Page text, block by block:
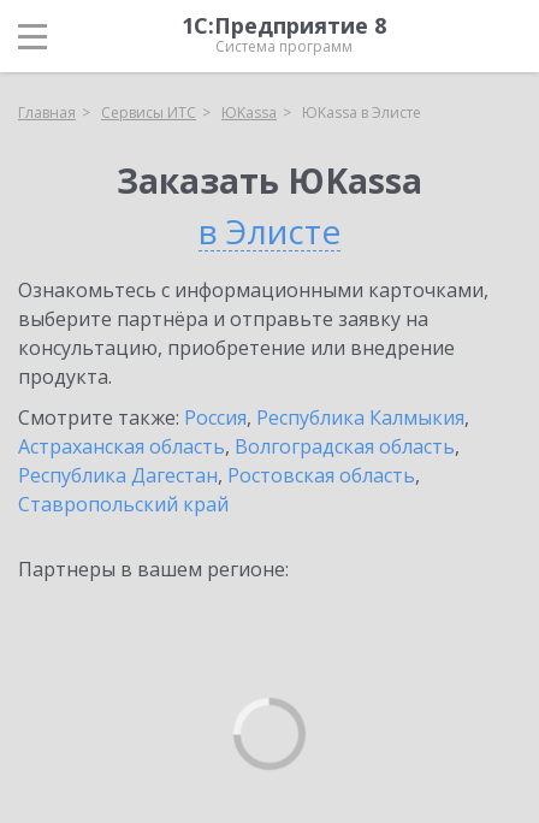
1С:Предприятие 8
Система программ
Главная Сервисы ИТС ЮKassa ЮKassa в Элисте
Заказать ЮKassa
в Элисте
Ознакомьтесь с информационными карточками,
выберите партнёра и отправьте заявку на
консультацию, приобретение или внедрение
продукта.
Смотрите также: Россия, Республика Калмыкия,
Астраханская область, Волгоградская область,
Республика Дагестан, Ростовская область,
Ставропольский край
Партнеры в вашем регионе: